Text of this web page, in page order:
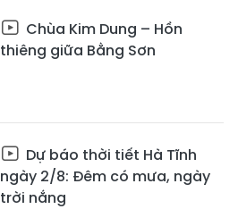
Chùa Kim Dung – Hồn
thiêng giữa Bằng Sơn
Dự báo thời tiết Hà Tĩnh
ngày 2/8: Đêm có mưa, ngày
trời nắng